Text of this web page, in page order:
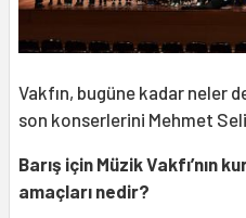
Vakfın, bugüne kadar neler
son konserlerini Mehmet
Barış için Müzik Vakfı’nın
amaçları nedir?